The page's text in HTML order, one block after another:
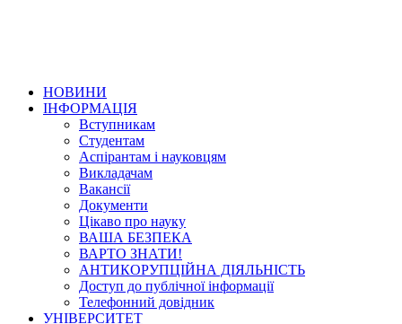
НОВИНИ
ІНФОРМАЦІЯ
Вступникам
Студентам
Аспірантам і науковцям
Викладачам
Вакансії
Документи
Цікаво про науку
ВАША БЕЗПЕКА
ВАРТО ЗНАТИ!
АНТИКОРУПЦІЙНА ДІЯЛЬНІСТЬ
Доступ до публічної інформації
Телефонний довідник
УНІВЕРСИТЕТ